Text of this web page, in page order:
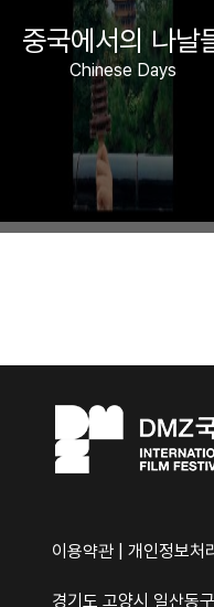
중국에서의 나날
Chinese Days
이용약관 개인정보처
경기도 고양시 일산동